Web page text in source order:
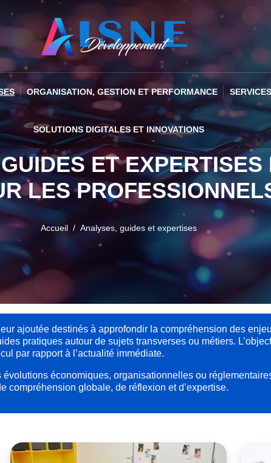
ORGANISATION, GESTION ET PERFORMANCE
SOLUTIONS DIGITALES ET INNOVATIONS
ET EXPERTISES
LES
Accueil Analyses, guides et expertises
ajoutée destinés à approfondir la compréhension des
pratiques autour de sujets transverses ou métiers.
par rapport à l’actualité immédiate.
économiques, organisationnelles ou
compréhension globale, de réflexion et d’expertise.